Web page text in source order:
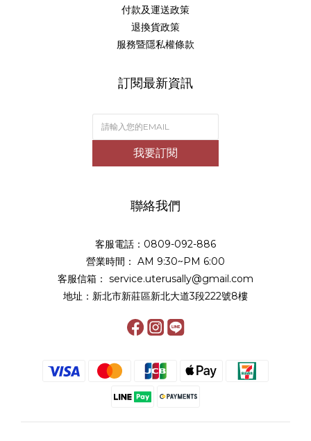
付款及運送政策
退換貨政策
服務暨隱私權條款
訂閱最新資訊
我要訂閱
聯絡我們
客服電話：0809-092-886
營業時間： AM 9:30~PM 6:00
客服信箱： service.uterusally@gmail.com
地址：新北市新莊區新北大道3段222號8樓